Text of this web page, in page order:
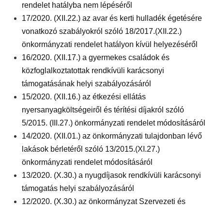
rendelet hatályba nem lépéséről
17/2020. (XII.22.) az avar és kerti hulladék égetésére
vonatkozó szabályokról szóló 18/2017.(XII.22.)
önkormányzati rendelet hatályon kívül helyezéséről
16/2020. (XII.17.) a gyermekes családok és
közfoglalkoztatottak rendkívüli karácsonyi
támogatásának helyi szabályozásáról
15/2020. (XII.16.) az étkezési ellátás
nyersanyagköltségeiről és térítési díjakról szóló
5/2015. (III.27.) önkormányzati rendelet módosításáról
14/2020. (XII.01.) az önkormányzati tulajdonban lévő
lakások bérletéről szóló 13/2015.(XI.27.)
önkormányzati rendelet módosításáról
13/2020. (X.30.) a nyugdíjasok rendkívüli karácsonyi
támogatás helyi szabályozásáról
12/2020. (X.30.) az önkormányzat Szervezeti és